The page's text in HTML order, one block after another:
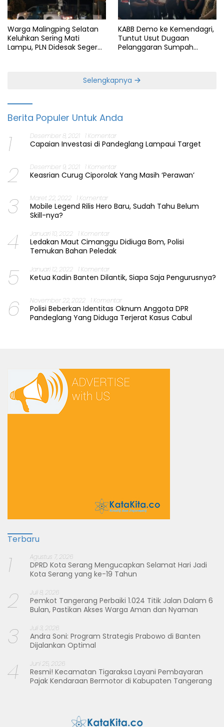
Warga Malingping Selatan
Keluhkan Sering Mati
Lampu, PLN Didesak Segera
KABB Demo ke Kemendagri,
Tuntut Usut Dugaan
Pelanggaran Sumpah
Selengkapnya
Berita Populer Untuk Anda
1 Desember 8, 2021 1 Komentar
Capaian Investasi di Pandeglang Lampaui Target
2 Desember 9, 2021 1 Komentar
Keasrian Curug Ciporolak Yang Masih ‘Perawan’
3 Maret 22, 2022 1 Komentar
Mobile Legend Rilis Hero Baru, Sudah Tahu Belum
Skill-nya?
4 Januari 10, 2022 1 Komentar
Ledakan Maut Cimanggu Didiuga Bom, Polisi
Temukan Bahan Peledak
5 Januari 12, 2022 1 Komentar
Ketua Kadin Banten Dilantik, Siapa Saja Pengurusnya?
6 November 22, 2022 1 Komentar
Polisi Beberkan Identitas Oknum Anggota DPR
Pandeglang Yang Diduga Terjerat Kasus Cabul
Terbaru
1 Agustus 7, 2026
DPRD Kota Serang Mengucapkan Selamat Hari Jadi
Kota Serang yang ke-19 Tahun
2 Juli 8, 2026
Pemkot Tangerang Perbaiki 1.024 Titik Jalan Dalam 6
Bulan, Pastikan Akses Warga Aman dan Nyaman
3 Juli 3, 2026
Andra Soni: Program Strategis Prabowo di Banten
Dijalankan Optimal
4 Juni 25, 2026
Resmi! Kecamatan Tigaraksa Layani Pembayaran
Pajak Kendaraan Bermotor di Kabupaten Tangerang